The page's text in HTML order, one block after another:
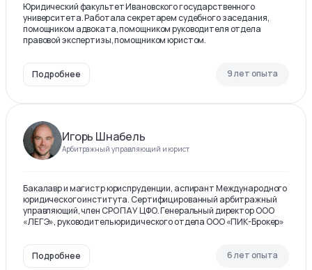
Юридический факультет Ивановского государственного
университета. Работала секретарем судебного заседания,
помощником адвоката, помощником руководителя отдела
правовой экспертизы, помощником юристом.
Подробнее 9 лет опыта
Игорь Шнабель
Арбитражный управляющий и юрист
Бакалавр и магистр юриспруденции, аспирант Международного
юридического института. Сертифицированный арбитражный
управляющий, член СРО ПАУ ЦФО. Генеральный директор ООО
«ЛЕГЭ», руководитель юридического отдела ООО «ПИК-Брокер»
Подробнее 6 лет опыта